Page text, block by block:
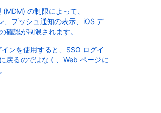
の制限によって、
、プッシュ通知の表示、iOS デ
確認が制限されます。
ンを使用すると、SSO ログイ
戻るのではなく、Web ページに